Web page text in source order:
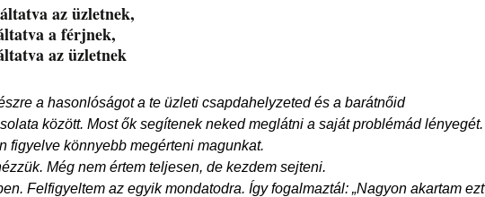
az üzletnek,
a férjnek,
az üzletnek
a hasonlóságot a te üzleti csapdahelyzeted és a barátnőid
között. Most ők segítenek neked meglátni a saját problémád lényegét.
figyelve könnyebb megérteni magunkat.
Még nem értem teljesen, de kezdem sejteni.
Felfigyeltem az egyik mondatodra. Így fogalmaztál: „Nagyon akartam ezt